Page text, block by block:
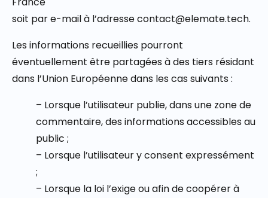
soit par e-mail à l’adresse contact@elemate.tech.
Les informations recueillies pourront
éventuellement être partagées à des tiers résidant
dans l’Union Européenne dans les cas suivants :
– Lorsque l’utilisateur publie, dans une zone de
commentaire, des informations accessibles au
public ;
– Lorsque l’utilisateur y consent expressément
;
– Lorsque la loi l’exige ou afin de coopérer à